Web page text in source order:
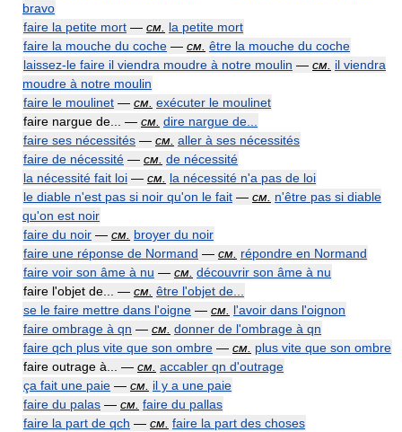
bravo
faire la petite mort — см. la petite mort
faire la mouche du coche — см. être la mouche du coche
laissez-le faire il viendra moudre à notre moulin — см. il viendra
moudre à notre moulin
faire le moulinet — см. exécuter le moulinet
faire nargue de... — см. dire nargue de...
faire ses nécessités — см. aller à ses nécessités
faire de nécessité — см. de nécessité
la nécessité fait loi — см. la nécessité n'a pas de loi
le diable n'est pas si noir qu'on le fait — см. n'être pas si diable
qu'on est noir
faire du noir — см. broyer du noir
faire une réponse de Normand — см. répondre en Normand
faire voir son âme à nu — см. découvrir son âme à nu
faire l'objet de... — см. être l'objet de...
se le faire mettre dans l'oigne — см. l'avoir dans l'oignon
faire ombrage à qn — см. donner de l'ombrage à qn
faire qch plus vite que son ombre — см. plus vite que son ombre
faire outrage à... — см. accabler qn d'outrage
ça fait une paie — см. il y a une paie
faire du palas — см. faire du pallas
faire la part de qch — см. faire la part des choses